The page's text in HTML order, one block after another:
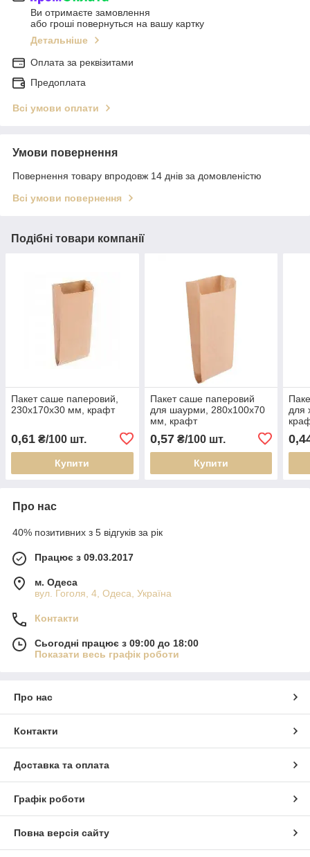
Ви отримаєте замовлення
або гроші повернуться на вашу картку
Детальніше
Оплата за реквізитами
Предоплата
Всі умови оплати
Умови повернення
Повернення товару впродовж 14 днів за домовленістю
Всі умови повернення
Подібні товари компанії
Пакет саше паперовий,
230х170х30 мм, крафт
0,61 ₴/100 шт.
Купити
Пакет саше паперовий
для шаурми, 280х100х70
мм, крафт
0,57₴/100 шт.
Купити
для
Про нас
40% позитивних з 5 відгуків за рік
Працює з 09.03.2017
м. Одеса
вул. Гоголя, 4, Одеса, Україна
Контакти
Сьогодні працює з 09:00 до 18:00
Показати весь графік роботи
Про нас
Контакти
Доставка та оплата
Графік роботи
Повна версія сайту